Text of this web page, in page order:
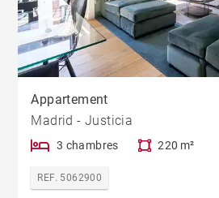
Appartement
Madrid - Justicia
3 chambres 220 m²
REF. 5062900